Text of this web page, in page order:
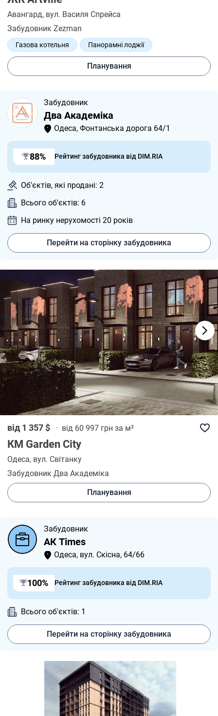
Авангард, вул. Василя Спрейса
Забудовник Zezman
Газова котельня
Панорамні лоджії
Сучасний коворкінг
Служба Шериф-сервіс
Планування
Забудовник
Два Академіка
Одеса, Фонтанська дорога 64/1
88% Рейтинг забудовника від DIM.RIA
Об'єктів, які продані: 2
Всього об'єктів: 6
На ринку нерухомості 20 років
Перейти на сторінку забудовника
від 1 357 $ · від 60 997 грн за м²
КМ Garden City
Одеса, вул. Світанку
Забудовник Два Академіка
Планування
Забудовник
АК Times
Одеса, вул. Скісна, 64/66
100% Рейтинг забудовника від DIM.RIA
Всього об'єктів: 1
Перейти на сторінку забудовника